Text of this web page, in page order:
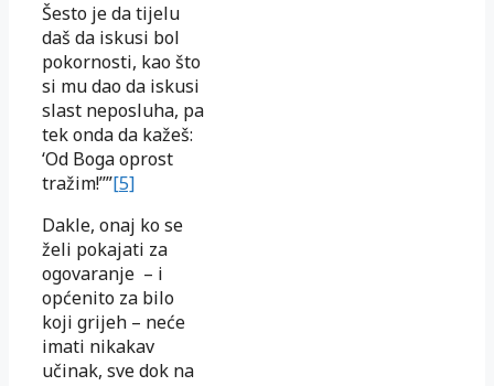
Šesto je da tijelu
daš da iskusi bol
pokornosti, kao što
si mu dao da iskusi
slast neposluha, pa
tek onda da kažeš:
‘Od Boga oprost
tražim!’’”[5]
Dakle, onaj ko se
želi pokajati za
ogovaranje – i
općenito za bilo
koji grijeh – neće
imati nikakav
učinak, sve dok na